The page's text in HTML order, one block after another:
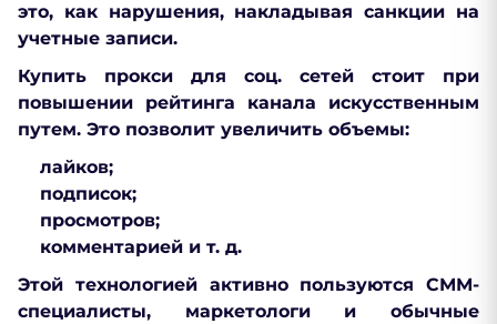
это, как нарушения, накладывая санкции на
учетные записи.
Купить прокси для соц. сетей стоит при
повышении рейтинга канала искусственным
путем. Это позволит увеличить объемы:
лайков;
подписок;
просмотров;
комментарией и т. д.
Этой технологией активно пользуются СММ-
специалисты, маркетологи и обычные